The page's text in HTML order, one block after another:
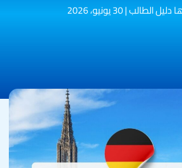
دليل الطالب|30 يونيو، 2026